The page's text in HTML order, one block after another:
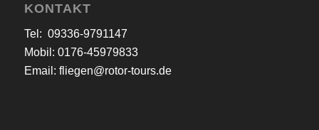
KONTAKT
Tel: 09336-9791147
Mobil: 0176-45979833
Email: fliegen@rotor-tours.de